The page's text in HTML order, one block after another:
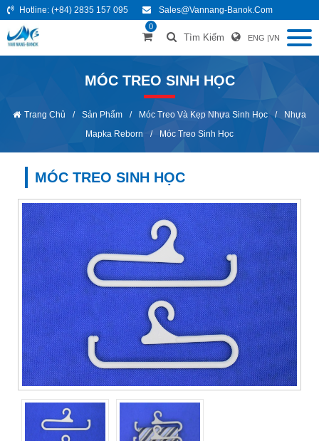
Hotline: (+84) 2835 157 095 Sales@vannang-Banok.com
0
Tìm Kiếm ENG |VN
MÓC TREO SINH HỌC
Trang Chủ / Sản Phẩm / Móc Treo Và Kẹp Nhựa Sinh Học /
Nhựa
Mapka Reborn
/ Móc Treo Sinh Học
MÓC TREO SINH HỌC